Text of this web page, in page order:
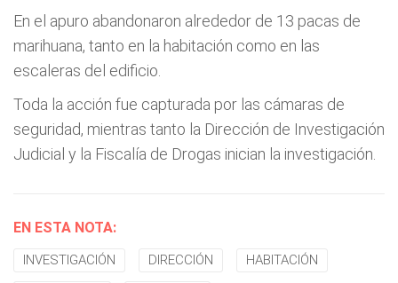
En el apuro abandonaron alrededor de 13 pacas de
marihuana, tanto en la habitación como en las
escaleras del edificio.
Toda la acción fue capturada por las cámaras de
seguridad, mientras tanto la Dirección de Investigación
Judicial y la Fiscalía de Drogas inician la investigación.
EN ESTA NOTA:
INVESTIGACIÓN DIRECCIÓN HABITACIÓN